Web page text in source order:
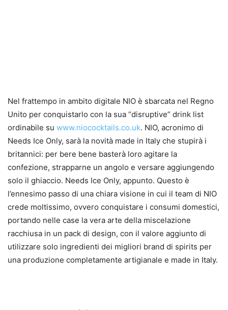
Nel frattempo in ambito digitale NIO è sbarcata nel Regno
Unito per conquistarlo con la sua “disruptive” drink list
ordinabile su www.niococktails.co.uk. NIO, acronimo di
Needs Ice Only, sarà la novità made in Italy che stupirà i
britannici: per bere bene basterà loro agitare la
confezione, strapparne un angolo e versare aggiungendo
solo il ghiaccio. Needs Ice Only, appunto. Questo è
l’ennesimo passo di una chiara visione in cui il team di NIO
crede moltissimo, ovvero conquistare i consumi domestici,
portando nelle case la vera arte della miscelazione
racchiusa in un pack di design, con il valore aggiunto di
utilizzare solo ingredienti dei migliori brand di spirits per
una produzione completamente artigianale e made in Italy.